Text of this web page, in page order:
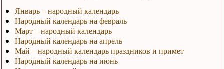
Январь – народный календарь
Народный календарь на февраль
Март – народный календарь
Народный календарь на апрель
Май – народный календарь праздников и примет
Народный календарь на июнь